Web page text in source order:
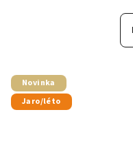
Novinka
Jaro/léto